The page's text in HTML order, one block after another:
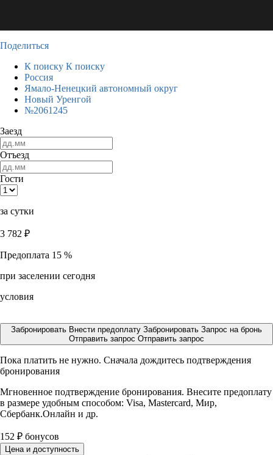
Поделиться
К поиску К поиску
Россия
Ямало-Ненецкий автономный округ
Новый Уренгой
№2061245
Заезд
Отъезд
Гости
за сутки
3 782 ₽
Предоплата 15 %
при заселении сегодня
условия
Забронировать Внести предоплату Забронировать Запрос на бронь
Отправить запрос Отправить запрос
Пока платить не нужно. Сначала дождитесь подтверждения
бронирования
Мгновенное подтверждение бронирования. Внесите предоплату
в размере удобным способом: Visa, Mastercard, Мир,
Сбербанк.Онлайн и др.
152 ₽ бонусов
Цена и доступность